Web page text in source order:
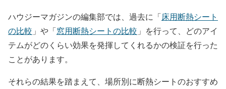
ハウジーマガジンの編集部では、過去に「床用断熱シート
の比較 」や「窓用断熱シートの比較 」を行って、どのアイ
テムがどのくらい効果を発揮してくれるかの検証を行った
ことがあります。
それらの結果を踏まえて、場所別に断熱シートのおすすめ